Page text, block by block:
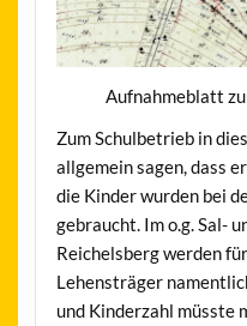
Aufnahmeblatt
Zum Schulbetrieb in
allgemein sagen, dass
die Kinder wurden bei
gebraucht. Im o.g. Sal-
Reichelsberg werden
Lehensträger
und Kinderzahl müsste